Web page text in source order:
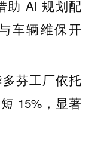
助 AI 规划配
车辆维保开
芬工厂依托
15%，显著